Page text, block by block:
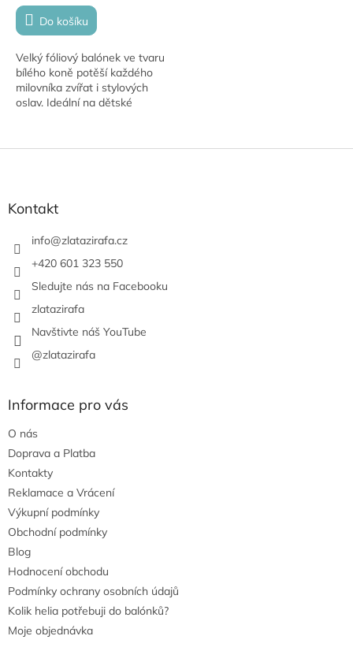
Do košíku
Velký fóliový balónek ve tvaru
bílého koně potěší každého
milovníka zvířat i stylových
oslav. Ideální na dětské
Z
Kontakt
info@zlatazirafa.cz
+420 601 323 550
Sledujte nás na Facebooku
zlatazirafa
Navštivte náš YouTube
@zlatazirafa
Informace pro vás
O nás
Doprava a Platba
Kontakty
Reklamace a Vrácení
Výkupní podmínky
Obchodní podmínky
Blog
Hodnocení obchodu
Podmínky ochrany osobních údajů
Kolik helia potřebuji do balónků?
Moje objednávka